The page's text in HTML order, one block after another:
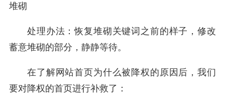
堆砌
处理办法：恢复堆砌关键词之前的样子，修改
蓄意堆砌的部分，静静等待。
在了解网站首页为什么被降权的原因后，我们
要对降权的首页进行补救了：